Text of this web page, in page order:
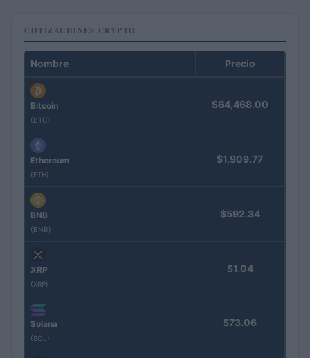
COTIZACIONES CRYPTO
Nombre Precio
Bitcoin
(BTC)
$64,468.00
Ethereum
(ETH)
$1,909.77
BNB
(BNB)
$592.34
XRP
(XRP)
$1.04
Solana
(SOL)
$73.06